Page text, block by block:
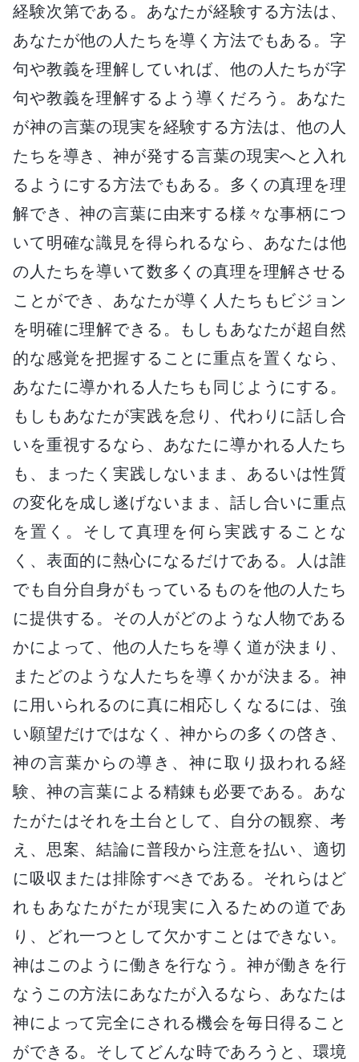
経験次第である。あなたが経験する方法は、
あなたが他の人たちを導く方法でもある。字
句や教義を理解していれば、他の人たちが字
句や教義を理解するよう導くだろう。あなた
が神の言葉の現実を経験する方法は、他の人
たちを導き、神が発する言葉の現実へと入れ
るようにする方法でもある。多くの真理を理
解でき、神の言葉に由来する様々な事柄につ
いて明確な識見を得られるなら、あなたは他
の人たちを導いて数多くの真理を理解させる
ことができ、あなたが導く人たちもビジョン
を明確に理解できる。もしもあなたが超自然
的な感覚を把握することに重点を置くなら、
あなたに導かれる人たちも同じようにする。
もしもあなたが実践を怠り、代わりに話し合
いを重視するなら、あなたに導かれる人たち
も、まったく実践しないまま、あるいは性質
の変化を成し遂げないまま、話し合いに重点
を置く。そして真理を何ら実践することな
く、表面的に熱心になるだけである。人は誰
でも自分自身がもっているものを他の人たち
に提供する。その人がどのような人物である
かによって、他の人たちを導く道が決まり、
またどのような人たちを導くかが決まる。神
に用いられるのに真に相応しくなるには、強
い願望だけではなく、神からの多くの啓き、
神の言葉からの導き、神に取り扱われる経
験、神の言葉による精錬も必要である。あな
たがたはそれを土台として、自分の観察、考
え、思案、結論に普段から注意を払い、適切
に吸収または排除すべきである。それらはど
れもあなたがたが現実に入るための道であ
り、どれ一つとして欠かすことはできない。
神はこのように働きを行なう。神が働きを行
なうこの方法にあなたが入るなら、あなたは
神によって完全にされる機会を毎日得ること
ができる。そしてどんな時であろうと、環境